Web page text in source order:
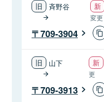
斉野谷
変更
709-3904
山下
更
709-3913